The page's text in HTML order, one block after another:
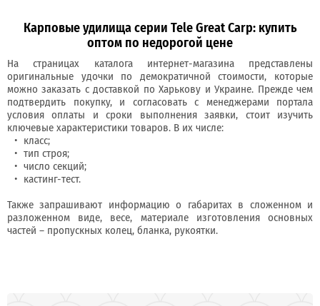
Карповые удилища серии Tele Great Carp: купить
оптом по недорогой цене
На страницах каталога интернет-магазина представлены
оригинальные удочки по демократичной стоимости, которые
можно заказать с доставкой по Харькову и Украине. Прежде чем
подтвердить покупку, и согласовать с менеджерами портала
условия оплаты и сроки выполнения заявки, стоит изучить
ключевые характеристики товаров. В их числе:
класс;
тип строя;
число секций;
кастинг-тест.
Также запрашивают информацию о габаритах в сложенном и
разложенном виде, весе, материале изготовления основных
частей – пропускных колец, бланка, рукоятки.